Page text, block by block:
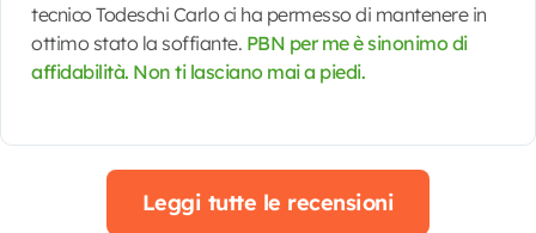
tecnico Todeschi Carlo ci ha permesso di mantenere in
ottimo stato la soffiante. PBN per me è sinonimo di
affidabilità. Non ti lasciano mai a piedi.
Leggi tutte le recensioni